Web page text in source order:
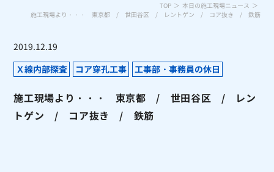
TOP
本日の施工現場ニュース
施工現場より・・・ 東京都 / 世田谷区 / レントゲン / コア抜き / 鉄筋
2019.12.19
Ｘ線内部探査
コア穿孔工事 工事部・事務員の休日
施工現場より・・・ 東京都 / 世田谷区 / レン
トゲン / コア抜き / 鉄筋